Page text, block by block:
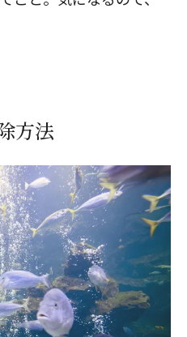
方法